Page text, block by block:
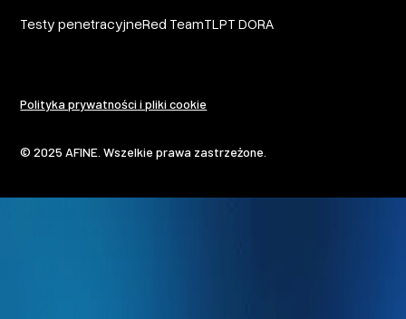
Testy penetracyjneRed TeamTLPT DORA
© 2025 AFINE. Wszelkie prawa zastrzeżone.
Polityka prywatności i pliki cookie